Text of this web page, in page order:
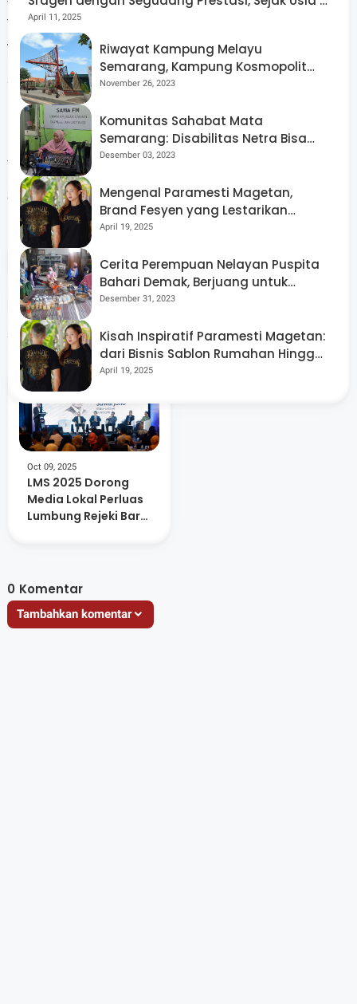
Tidak hanya sampai di situ, perwakilan Dewan Pers
tersebut juga menyinggung dinamika hubungan antara
jurnalis dan content creator yang dinilainya terkesan
agak “toxic.”
“Ini menjadi tantangan baru bagi ekosistem media, di
mana batas antara jurnalisme profesional dan konten
hiburan semakin kabur,” sambungnya.
PunSecond Secretary Norwegian Embassy in
Truls Loke Desbans, juga membandingkan media lokal di
Indonesia dengan media di Norwegia yang inklusif dan
didukung pemerintah, menyatakan optimisme bahwa
Indonesia dapat mencapai hal serupa.
Tags Local Media Summit
Share
Artikel Terkait
Oct 09, 2025
LMS 2025 Dorong
Media Lokal Perluas
Lumbung Rejeki Baru
0 Komentar
Tambahkan komentar
Tahun!
April 11, 2025
Riwayat Kampung Melayu
Semarang, Kampung Kosmopolit
yang Multikultural
November 26, 2023
Komunitas Sahabat Mata
Semarang: Disabilitas Netra Bisa
Berdaya dan Mandiri
Desember 03, 2023
Mengenal Paramesti Magetan,
Brand Fesyen yang Lestarikan
Budaya Jawa Melalui Desain Kaos
April 19, 2025
Cerita Perempuan Nelayan Puspita
Bahari Demak, Berjuang untuk
Setara dan Berdaya di Tengah
Desember 31, 2023
Kisah Inspiratif Paramesti Magetan:
dari Bisnis Sablon Rumahan Hingga
Beromzet Miliaran Rupiah
April 19, 2025